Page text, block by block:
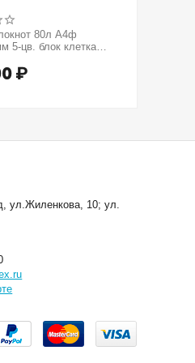
80л А4ф
5-цв. блок клетка
₽
ул.Жиленкова, 10; ул.